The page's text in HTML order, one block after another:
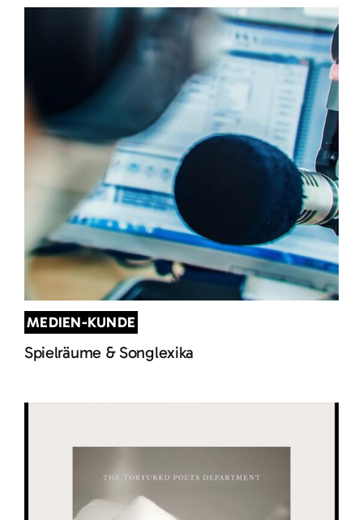
MEDIEN-KUNDE
Spielräume & Songlexika